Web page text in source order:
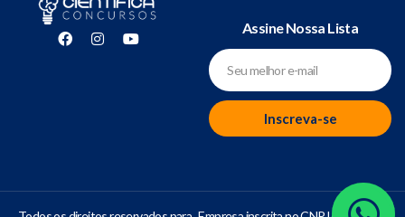
Assine Nossa Lista
Inscreva-se